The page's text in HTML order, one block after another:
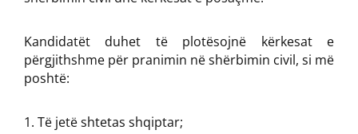
Kandidatët duhet të plotësojnë kërkesat e
përgjithshme për pranimin në shërbimin civil, si më
poshtë:
Të jetë shtetas shqiptar;